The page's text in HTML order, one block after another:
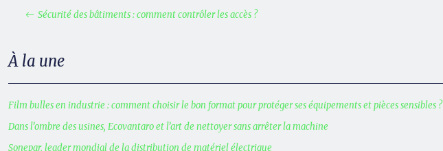
Sécurité des bâtiments : comment contrôler les accès ?
À la une
Film bulles en industrie : comment choisir le bon format pour protéger ses équipements et pièces sensibles ?
Dans l’ombre des usines, Ecovantaro et l’art de nettoyer sans arrêter la machine
Sonepar, leader mondial de la distribution de matériel électrique